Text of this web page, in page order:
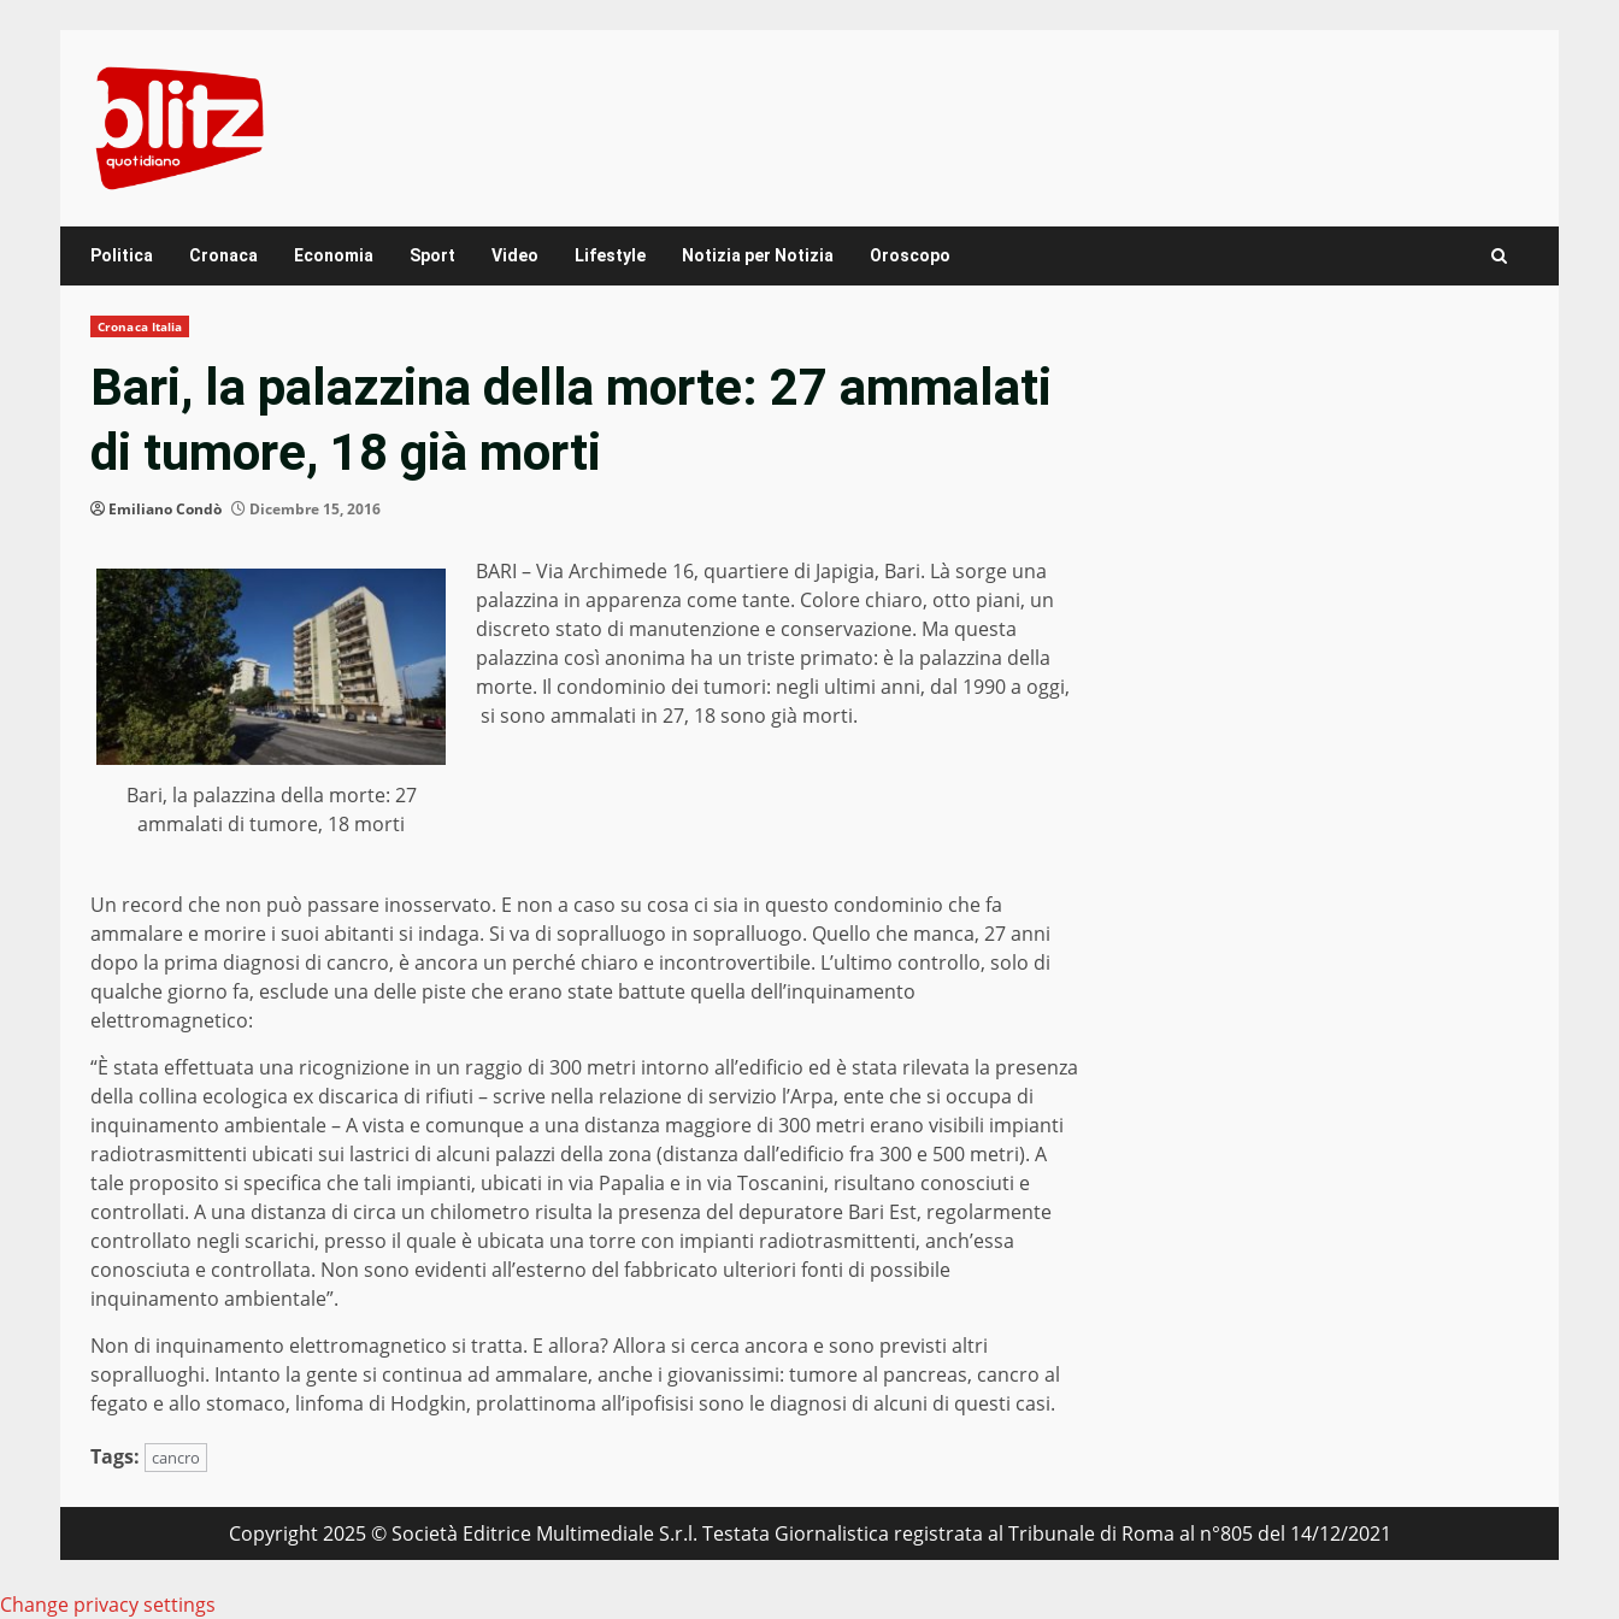
content
Politica Cronaca Economia Sport Video Lifestyle Notizia per Notizia Oroscopo
Cronaca Italia
Bari, la palazzina della morte: 27 ammalati
di tumore, 18 già morti
Emiliano Condò Dicembre 15, 2016
Bari, la palazzina della morte: 27
ammalati di tumore, 18 morti
BARI – Via Archimede 16, quartiere di Japigia, Bari. Là sorge una
palazzina in apparenza come tante. Colore chiaro, otto piani, un
discreto stato di manutenzione e conservazione. Ma questa
palazzina così anonima ha un triste primato: è la palazzina della
morte. Il condominio dei tumori: negli ultimi anni, dal 1990 a oggi,
si sono ammalati in 27, 18 sono già morti.
Un record che non può passare inosservato. E non a caso su cosa ci sia in questo condominio che fa
ammalare e morire i suoi abitanti si indaga. Si va di sopralluogo in sopralluogo. Quello che manca, 27 anni
dopo la prima diagnosi di cancro, è ancora un perché chiaro e incontrovertibile. L’ultimo controllo, solo di
qualche giorno fa, esclude una delle piste che erano state battute quella dell’inquinamento
elettromagnetico:
“È stata effettuata una ricognizione in un raggio di 300 metri intorno all’edificio ed è stata rilevata la presenza
della collina ecologica ex discarica di rifiuti – scrive nella relazione di servizio l’Arpa, ente che si occupa di
inquinamento ambientale – A vista e comunque a una distanza maggiore di 300 metri erano visibili impianti
radiotrasmittenti ubicati sui lastrici di alcuni palazzi della zona (distanza dall’edificio fra 300 e 500 metri). A
tale proposito si specifica che tali impianti, ubicati in via Papalia e in via Toscanini, risultano conosciuti e
controllati. A una distanza di circa un chilometro risulta la presenza del depuratore Bari Est, regolarmente
controllato negli scarichi, presso il quale è ubicata una torre con impianti radiotrasmittenti, anch’essa
conosciuta e controllata. Non sono evidenti all’esterno del fabbricato ulteriori fonti di possibile
inquinamento ambientale”.
Non di inquinamento elettromagnetico si tratta. E allora? Allora si cerca ancora e sono previsti altri
sopralluoghi. Intanto la gente si continua ad ammalare, anche i giovanissimi: tumore al pancreas, cancro al
fegato e allo stomaco, linfoma di Hodgkin, prolattinoma all’ipofisisi sono le diagnosi di alcuni di questi casi.
Tags:
cancro
Copyright 2025 © Società Editrice Multimediale S.r.l. Testata Giornalistica registrata al Tribunale di Roma al n°805 del 14/12/2021
Change privacy settings